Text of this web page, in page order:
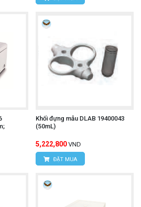
Khối đựng mẫu DLAB 19400043
(50mL)
5,222,800 VND
ĐẶT MUA